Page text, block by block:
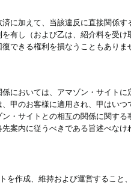
に加えて、当該違反に直接関係す
有し（および乙は、紹介料を受け
できる権利を損なうこともありま
においては、アマゾン・サイトに
甲のお客様に適用され、甲はいつ
・サイトとの相互の関係に関す
案内に従うべきである旨述べなけ
作成、維持および運営すること